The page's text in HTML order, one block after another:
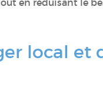
en réduisant le
local et